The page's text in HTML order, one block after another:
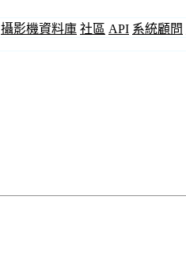
攝影機資料庫 社區 API 系統顧問